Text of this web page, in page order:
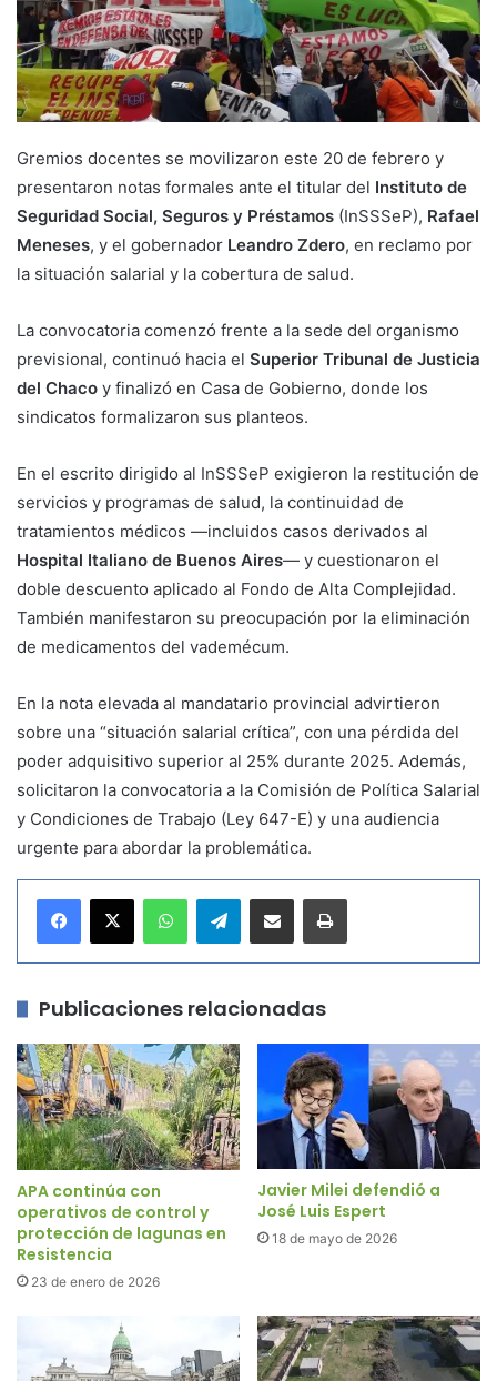
Gremios docentes se movilizaron este 20 de febrero y
presentaron notas formales ante el titular del Instituto de
Seguridad Social, Seguros y Préstamos (InSSSeP), Rafael
Meneses, y el gobernador Leandro Zdero, en reclamo por
la situación salarial y la cobertura de salud.
La convocatoria comenzó frente a la sede del organismo
previsional, continuó hacia el Superior Tribunal de Justicia
del Chaco y finalizó en Casa de Gobierno, donde los
sindicatos formalizaron sus planteos.
En el escrito dirigido al InSSSeP exigieron la restitución de
servicios y programas de salud, la continuidad de
tratamientos médicos —incluidos casos derivados al
Hospital Italiano de Buenos Aires— y cuestionaron el
doble descuento aplicado al Fondo de Alta Complejidad.
También manifestaron su preocupación por la eliminación
de medicamentos del vademécum.
En la nota elevada al mandatario provincial advirtieron
sobre una “situación salarial crítica”, con una pérdida del
poder adquisitivo superior al 25% durante 2025. Además,
solicitaron la convocatoria a la Comisión de Política Salarial
y Condiciones de Trabajo (Ley 647-E) y una audiencia
urgente para abordar la problemática.
Telegram
Publicaciones relacionadas
APA continúa con
operativos de control y
protección de lagunas en
Resistencia
23 de enero de 2026
Javier Milei defendió a
José Luis Espert
18 de mayo de 2026